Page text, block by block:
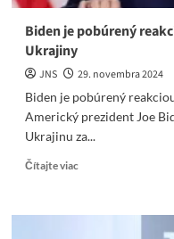
Biden je pobúrený
Ukrajiny
JNS
29. novembra 2024
Biden je pobúrený
Americký prezident Joe
Ukrajinu za...
Čítajte viacRead
Biden